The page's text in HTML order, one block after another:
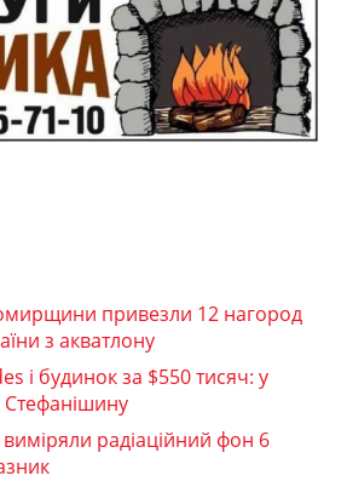
привезли 12 нагород
з акватлону
і будинок за $550 тисяч: у
радіаційний фон 6